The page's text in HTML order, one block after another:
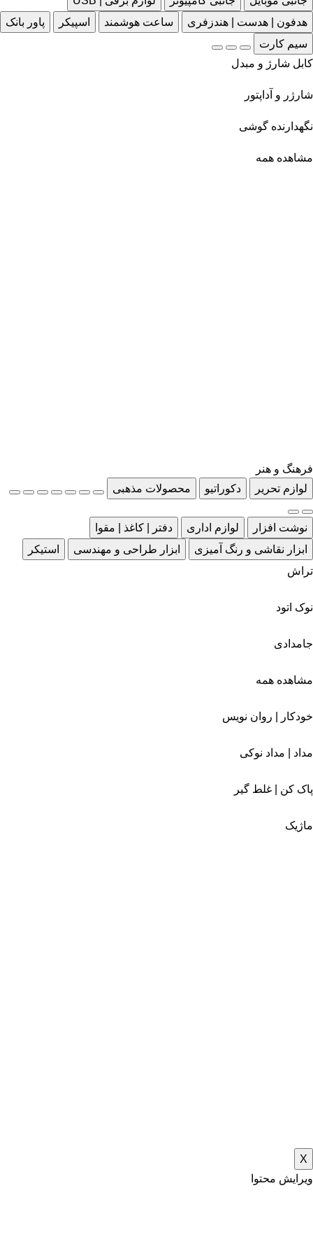
هدفون | هدست | هندزفری
ساعت هوشمند اسپیکر
پاور بانک
سیم کارت
کابل شارژ و مبدل
شارژر و آداپتور
نگهدارنده گوشی
مشاهده همه
فرهنگ و هنر
لوازم تحریر
دکوراتیو محصولات مذهبی
نوشت افزار لوازم اداری
دفتر | کاغذ | مقوا
ابزار نقاشی و رنگ آمیزی
ابزار طراحی و مهندسی
استیکر
تراش
نوک اتود
جامدادی
مشاهده همه
خودکار | روان نویس
مداد | مداد نوکی
پاک کن | غلط گیر
ماژیک
X
ویرایش محتوا